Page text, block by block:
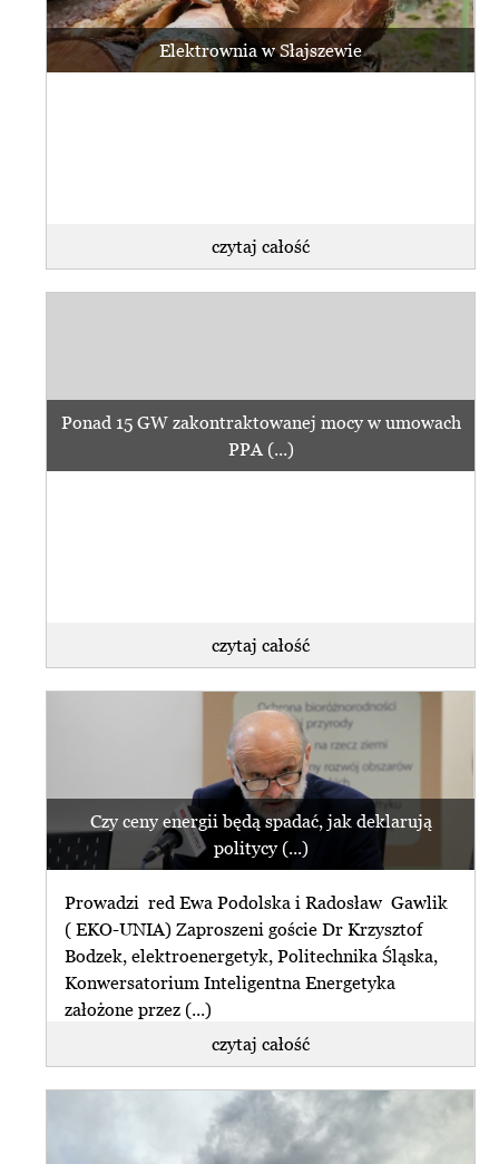
Elektrownia w Słajszewie
czytaj całość
Ponad 15 GW zakontraktowanej mocy w umowach
PPA (...)
czytaj całość
Czy ceny energii będą spadać, jak deklarują
politycy (...)
Prowadzi red Ewa Podolska i Radosław Gawlik
( EKO-UNIA) Zaproszeni goście Dr Krzysztof
Bodzek, elektroenergetyk, Politechnika Śląska,
Konwersatorium Inteligentna Energetyka
założone przez (...)
czytaj całość